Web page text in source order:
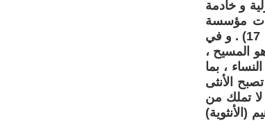
و خادمة
مؤسسة
الزواج ؛ فنجد في التوراة : " إلى رَجلكِ يكون اشتياقكِ ، و هو يسودُ عليكِ " (تكوين 3 : 17) . و في
المسيح ،
على النساء ، بما
، تصبح الأنثى
تملك من
(الأنثوية)